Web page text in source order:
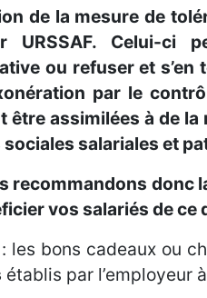
de la mesure de
URSSAF. Celui-ci
ou refuser et
par le
être assimilées à de
sociales salariales et
recommandons donc
vos salariés de ce
: les bons cadeaux ou
établis par l’employeur